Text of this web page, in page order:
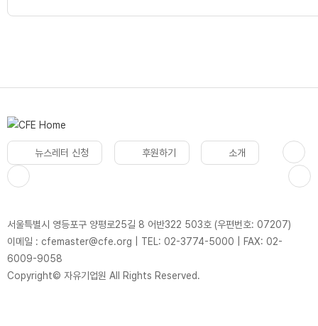
뉴스레터 신청 후원하기 소개
서울특별시 영등포구 양평로25길 8 어반322 503호 (우편번호: 07207)
이메일 : cfemaster@cfe.org
TEL: 02-3774-5000
FAX: 02-
6009-9058
Copyright© 자유기업원 All Rights Reserved.